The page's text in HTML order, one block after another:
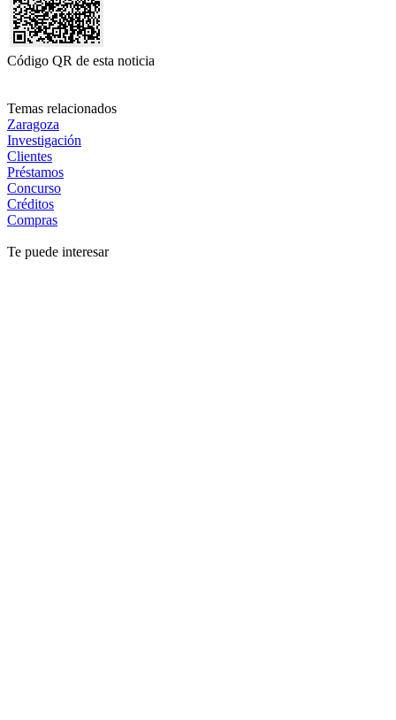
Código QR de esta noticia
Temas relacionados
Zaragoza
Investigación
Clientes
Préstamos
Concurso
Créditos
Compras
Te puede interesar